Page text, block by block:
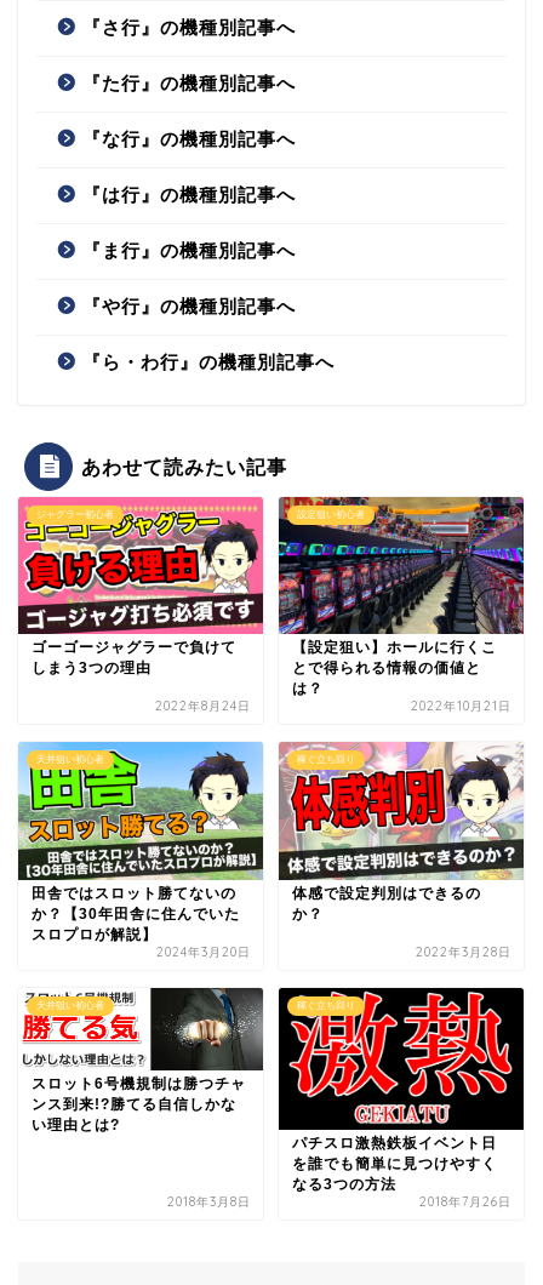
『さ行』の機種別記事へ
『た行』の機種別記事へ
『な行』の機種別記事へ
『は行』の機種別記事へ
『ま行』の機種別記事へ
『や行』の機種別記事へ
『ら・わ行』の機種別記事へ
あわせて読みたい記事
ジャグラー初心者
ゴーゴージャグラーで負けて
しまう3つの理由
2022年8月24日
設定狙い初心者
【設定狙い】ホールに行くこ
とで得られる情報の価値と
は？
2022年10月21日
天井狙い初心者
田舎ではスロット勝てないの
か？【30年田舎に住んでいた
スロプロが解説】
2024年3月20日
稼ぐ立ち回り
体感で設定判別はできるの
か？
2022年3月28日
天井狙い初心者
スロット6号機規制は勝つチャ
ンス到来!?勝てる自信しかな
い理由とは?
2018年3月8日
稼ぐ立ち回り
パチスロ激熱鉄板イベント日
を誰でも簡単に見つけやすく
なる3つの方法
2018年7月26日